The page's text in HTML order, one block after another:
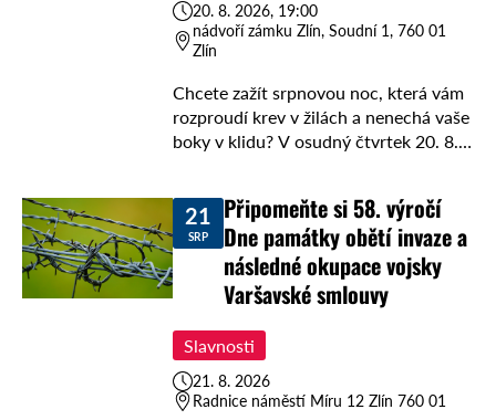
20. 8. 2026, 19:00
nádvoří zámku Zlín, Soudní 1, 760 01
Zlín
Chcete zažít srpnovou noc, která vám
rozproudí krev v žilách a nenechá vaše
boky v klidu? V osudný čtvrtek 20. 8.
21
SRP
Připomeňte si 58. výročí
Dne památky obětí invaze a
následné okupace vojsky
Varšavské smlouvy
Slavnosti
21. 8. 2026
Radnice náměstí Míru 12 Zlín 760 01